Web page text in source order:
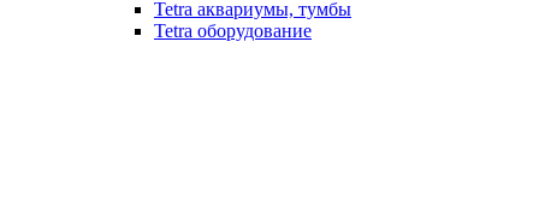
Tetra аквариумы, тумбы
Tetra оборудование